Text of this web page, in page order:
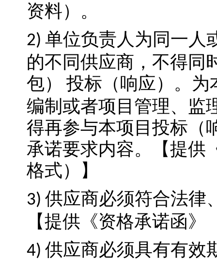
资料） 。
2) 单位负责人为同一人
的不同供应商，不得同
包）
投标（响应）。为
编制或者项目管理、监
得再参与本项目投标（
承诺要求内容。
【提
格式）】
3) 供应商必须符合法律
【提供《资格承诺函
4) 供应商必须具有有效